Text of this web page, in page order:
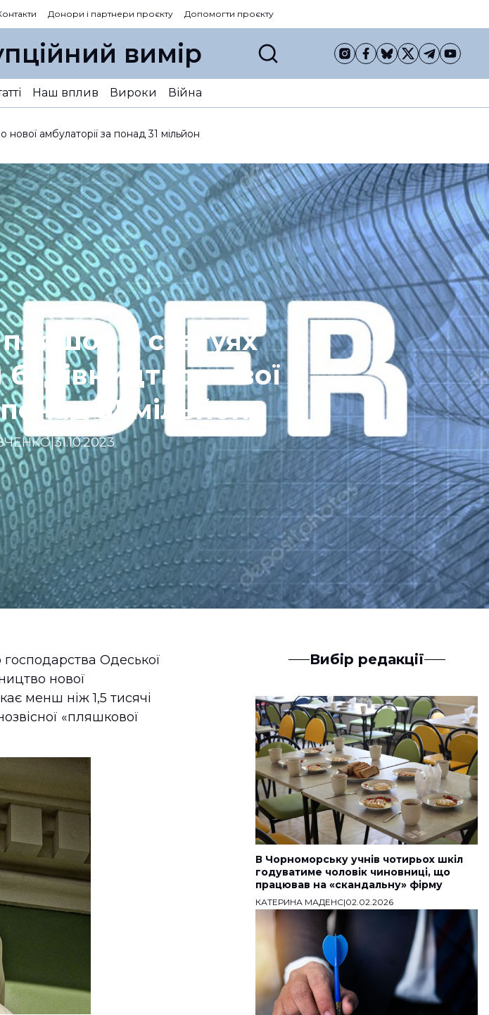
Донори і партнери проєкту Допомогти проєкту
вимір
Наш вплив Вироки Війна
амбулаторії за понад 31 мільйон
у статуях
нової
31 мільйон
|31.10.2023
Одеської
нової
менш ніж 1,5 тисячі
«пляшкової
Вибір редакції
В Чорноморську учнів чотирьох шкіл
годуватиме чоловік чиновниці, що
працював на «скандальну» фірму
КАТЕРИНА МАДЕНС|02.02.2026